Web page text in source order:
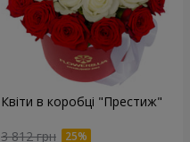
Квіти в коробці "Престиж"
3 812 грн